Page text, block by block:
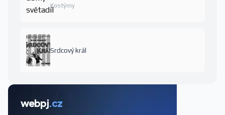
Kostýmy
Srdcový král